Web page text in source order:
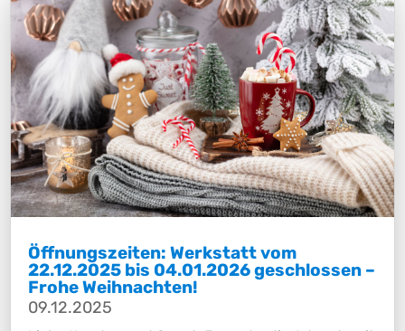
Öffnungszeiten: Werkstatt vom
22.12.2025 bis 04.01.2026 geschlossen –
Frohe Weihnachten!
09.12.2025